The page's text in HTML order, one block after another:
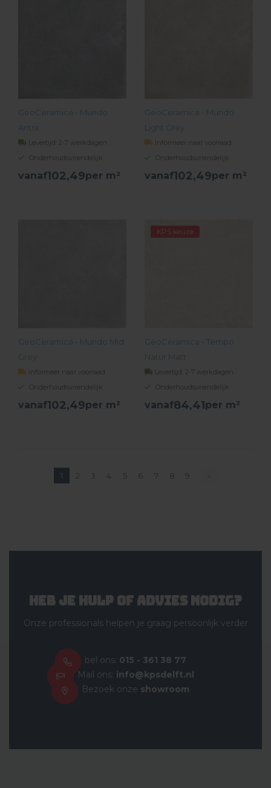
GeoCeramica - Mundo
Antra
Levertijd: 2-7 werkdagen
Onderhoudsvriendelijk
vanaf102,49per m²
GeoCeramica - Mundo
Light Grey
Informeer naar voorraad
Onderhoudsvriendelijk
vanaf102,49per m²
GeoCeramica - Mundo Mid
Grey
Informeer naar voorraad
Onderhoudsvriendelijk
vanaf102,49per m²
KPS keuze
GeoCeramica - Tempo
Natur Matt
Levertijd: 2-7 werkdagen
Onderhoudsvriendelijk
vanaf84,41per m²
1 2 3 4 5 6 7 8 9
Heb je hulp of advies nodig?
Onze professionals helpen je graag persoonlijk verder
bel ons: 015 - 361 38 77
Mail ons: info@kpsdelft.nl
Bezoek onze showroom